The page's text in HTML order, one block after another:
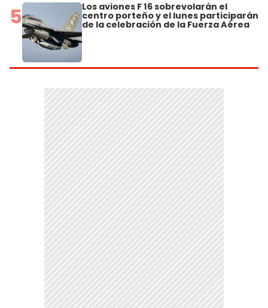
5 Los aviones F 16 sobrevolarán el
centro porteño y el lunes participarán
de la celebración de la Fuerza Aérea